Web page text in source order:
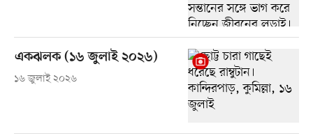
একঝলক (১৬ জুলাই ২০২৬)
১৬ জুলাই ২০২৬